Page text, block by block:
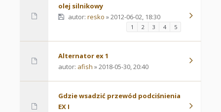
olej silnikowy
autor: resko » 2012-06-02, 18:30
1 2 3 4 5
Alternator ex 1
autor: afish » 2018-05-30, 20:40
Gdzie wsadzić przewód podciśnienia
EX I